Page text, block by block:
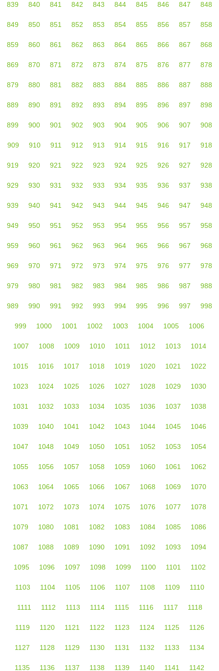
839 840 841 842 843 844 845 846 847 848
849 850 851 852 853 854 855 856 857 858
859 860 861 862 863 864 865 866 867 868
869 870 871 872 873 874 875 876 877 878
879 880 881 882 883 884 885 886 887 888
889 890 891 892 893 894 895 896 897 898
899 900 901 902 903 904 905 906 907 908
909 910 911 912 913 914 915 916 917 918
919 920 921 922 923 924 925 926 927 928
929 930 931 932 933 934 935 936 937 938
939 940 941 942 943 944 945 946 947 948
949 950 951 952 953 954 955 956 957 958
959 960 961 962 963 964 965 966 967 968
969 970 971 972 973 974 975 976 977 978
979 980 981 982 983 984 985 986 987 988
989 990 991 992 993 994 995 996 997 998
999 1000 1001 1002 1003 1004 1005 1006
1007 1008 1009 1010 1011 1012 1013 1014
1015 1016 1017 1018 1019 1020 1021 1022
1023 1024 1025 1026 1027 1028 1029 1030
1031 1032 1033 1034 1035 1036 1037 1038
1039 1040 1041 1042 1043 1044 1045 1046
1047 1048 1049 1050 1051 1052 1053 1054
1055 1056 1057 1058 1059 1060 1061 1062
1063 1064 1065 1066 1067 1068 1069 1070
1071 1072 1073 1074 1075 1076 1077 1078
1079 1080 1081 1082 1083 1084 1085 1086
1087 1088 1089 1090 1091 1092 1093 1094
1095 1096 1097 1098 1099 1100 1101 1102
1103 1104 1105 1106 1107 1108 1109 1110
1111 1112 1113 1114 1115 1116 1117 1118
1119 1120 1121 1122 1123 1124 1125 1126
1127 1128 1129 1130 1131 1132 1133 1134
1135 1136 1137 1138 1139 1140 1141 1142